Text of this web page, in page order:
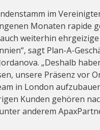
im
Monaten rapide
weiterhin
sagt Plan-A-
„Deshalb
unsere Präsenz vor
in London
Kunden gehören
anderem